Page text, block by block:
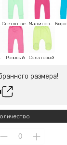
Светло-зеленый Малиновый
Розовый Салатовый
размера!